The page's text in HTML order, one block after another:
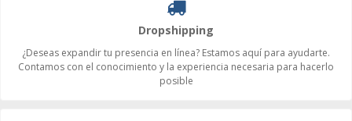
Dropshipping
¿Deseas expandir tu presencia en línea? Estamos aquí para ayudarte.
Contamos con el conocimiento y la experiencia necesaria para hacerlo
posible